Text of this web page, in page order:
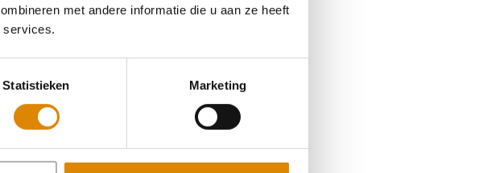
met andere informatie die u aan ze heeft
services.
Statistieken Marketing